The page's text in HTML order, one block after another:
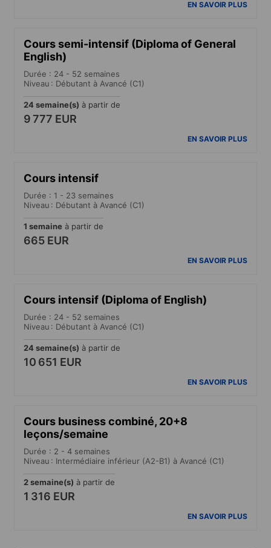
EN SAVOIR PLUS
Cours semi-intensif (Diploma of General
English)
Durée : 24 - 52 semaines
Niveau : Débutant à Avancé (C1)
24 semaine(s) à partir de
9 777 EUR
EN SAVOIR PLUS
Cours intensif
Durée : 1 - 23 semaines
Niveau : Débutant à Avancé (C1)
1 semaine à partir de
665 EUR
EN SAVOIR PLUS
Cours intensif (Diploma of English)
Durée : 24 - 52 semaines
Niveau : Débutant à Avancé (C1)
24 semaine(s) à partir de
10 651 EUR
EN SAVOIR PLUS
Cours business combiné, 20+8
leçons/semaine
Durée : 2 - 4 semaines
Niveau : Intermédiaire inférieur (A2-B1) à Avancé (C1)
2 semaine(s) à partir de
1 316 EUR
EN SAVOIR PLUS